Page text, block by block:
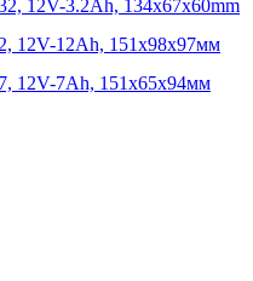
12V-3.2Ah, 134x67x60mm
12V-12Ah, 151х98х97мм
12V-7Ah, 151х65х94мм